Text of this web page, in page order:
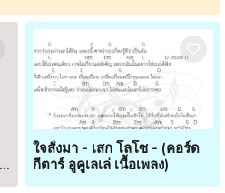
ใจสั่งมา - เสก โลโซ - (คอร์ด
กีตาร์ อูคูเลเล่ เนื้อเพลง)